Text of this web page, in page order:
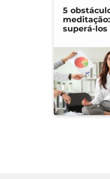
5
superá-los